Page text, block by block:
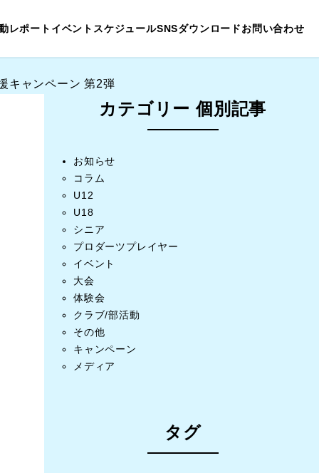
レポート イベントスケジュールSNSダウンロードお問い合わせ
キャンペーン 第2弾
カテゴリー 個別記事
お知らせ
コラム
U12
U18
シニア
プロダーツプレイヤー
イベント
大会
体験会
クラブ/部活動
その他
キャンペーン
メディア
タグ